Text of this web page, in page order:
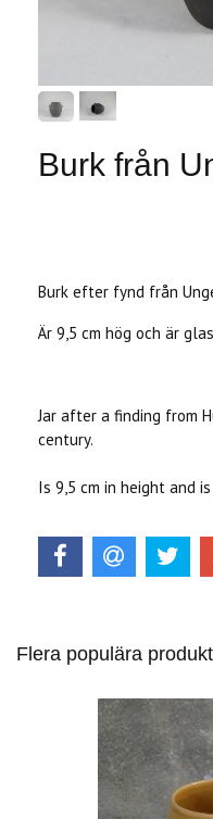
Burk från
Burk efter fynd från
Är 9,5 cm hög och är
Jar after a finding from
century.
Is 9,5 cm in height and
Flera populära